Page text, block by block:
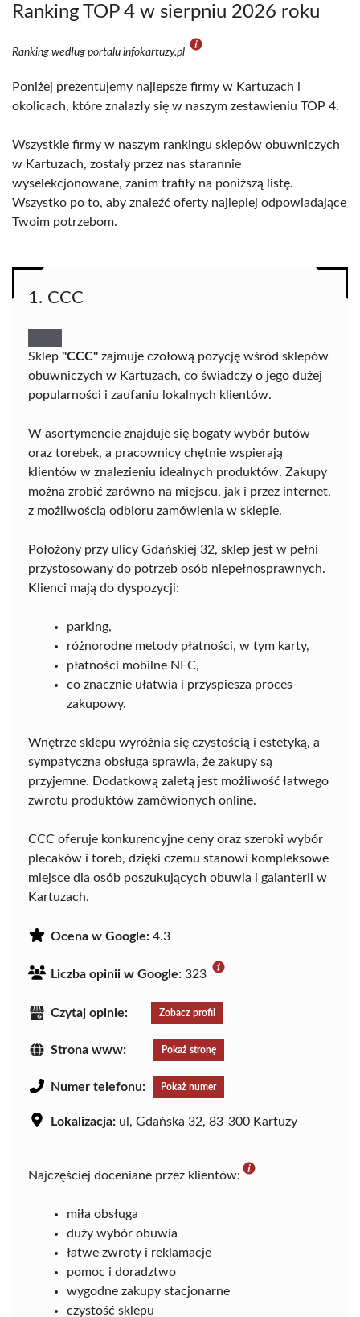
Ranking TOP 4 w sierpniu 2026 roku
Ranking według portalu infokartuzy.pl
Poniżej prezentujemy najlepsze firmy w Kartuzach i
okolicach, które znalazły się w naszym zestawieniu TOP 4.
Wszystkie firmy w naszym rankingu sklepów obuwniczych
w Kartuzach, zostały przez nas starannie
wyselekcjonowane, zanim trafiły na poniższą listę.
Wszystko po to, aby znaleźć oferty najlepiej odpowiadające
Twoim potrzebom.
1. CCC
Sklep "CCC" zajmuje czołową pozycję wśród sklepów
obuwniczych w Kartuzach, co świadczy o jego dużej
popularności i zaufaniu lokalnych klientów.
W asortymencie znajduje się bogaty wybór butów
oraz torebek, a pracownicy chętnie wspierają
klientów w znalezieniu idealnych produktów. Zakupy
można zrobić zarówno na miejscu, jak i przez internet,
z możliwością odbioru zamówienia w sklepie.
Położony przy ulicy Gdańskiej 32, sklep jest w pełni
przystosowany do potrzeb osób niepełnosprawnych.
Klienci mają do dyspozycji:
parking,
różnorodne metody płatności, w tym karty,
płatności mobilne NFC,
co znacznie ułatwia i przyspiesza proces
zakupowy.
Wnętrze sklepu wyróżnia się czystością i estetyką, a
sympatyczna obsługa sprawia, że zakupy są
przyjemne. Dodatkową zaletą jest możliwość łatwego
zwrotu produktów zamówionych online.
CCC oferuje konkurencyjne ceny oraz szeroki wybór
plecaków i toreb, dzięki czemu stanowi kompleksowe
miejsce dla osób poszukujących obuwia i galanterii w
Kartuzach.
Ocena w Google: 4.3
Liczba opinii w Google: 323
Czytaj opinie: Zobacz profil
Strona www: Pokaż stronę
Numer telefonu: Pokaż numer
Lokalizacja: ul, Gdańska 32, 83-300 Kartuzy
Najczęściej doceniane przez klientów:
miła obsługa
duży wybór obuwia
łatwe zwroty i reklamacje
pomoc i doradztwo
wygodne zakupy stacjonarne
czystość sklepu